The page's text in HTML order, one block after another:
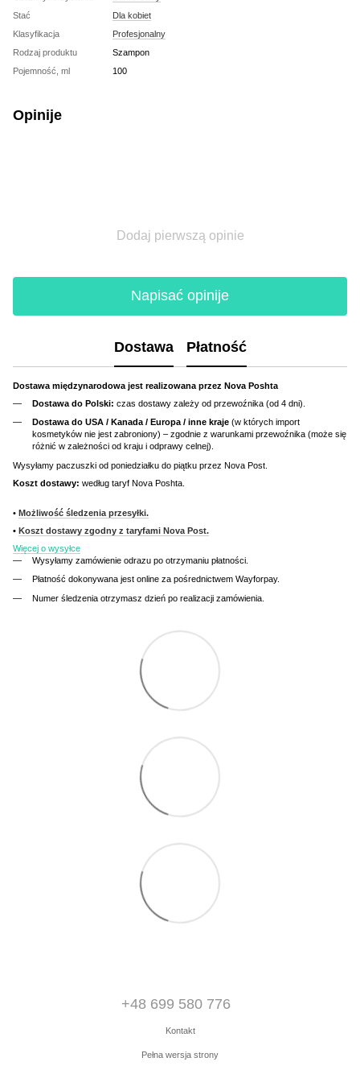
Stać
Dla kobiet
Klasyfikacja
Profesjonalny
Rodzaj produktu
Szampon
Pojemność, ml
100
Opinije
Dodaj pierwszą opinie
Napisać opinije
Dostawa Płatność
Dostawa międzynarodowa jest realizowana przez Nova Poshta
Dostawa do Polski: czas dostawy zależy od przewoźnika (od 4 dni).
Dostawa do USA / Kanada / Europa / inne kraje (w których import
kosmetyków nie jest zabroniony) – zgodnie z warunkami przewoźnika (może się
różnić w zależności od kraju i odprawy celnej).
Wysyłamy paczuszki od poniedziałku do piątku przez Nova Post.
Koszt dostawy: według taryf Nova Poshta.
• Możliwość śledzenia przesyłki.
• Koszt dostawy zgodny z taryfami Nova Post.
Więcej o wysyłce
Wysyłamy zamówienie odrazu po otrzymaniu płatności.
Płatność dokonywana jest online za pośrednictwem Wayforpay.
Numer śledzenia otrzymasz dzień po realizacji zamówienia.
+48 699 580 776
Kontakt
Pełna wersja strony